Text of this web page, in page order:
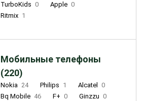
TurboKids 0 Apple 0
Ritmix 1
Мобильные телефоны
(220)
Nokia 24 Philips 1 Alcatel
0
Bq Mobile 46 F+ 0 Ginzzu 0